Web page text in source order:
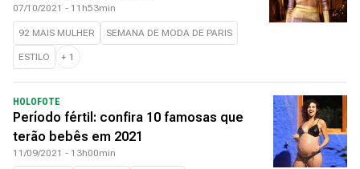
07/10/2021 - 11h53min
92 MAIS MULHER SEMANA DE MODA DE PARIS
ESTILO + 1
HOLOFOTE
Período fértil: confira 10 famosas que
terão bebês em 2021
11/09/2021 - 13h00min